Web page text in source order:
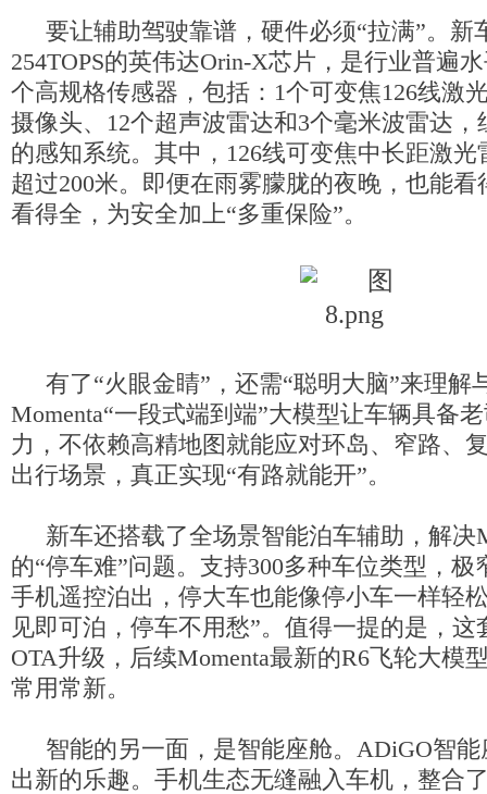
要让辅助驾驶靠谱，硬件必须“拉满”。新
254TOPS的英伟达Orin-X芯片，是行业普遍
个高规格传感器，包括：1个可变焦126线激
摄像头、12个超声波雷达和3个毫米波雷达，
的感知系统。其中，126线可变焦中长距激
超过200米。即便在雨雾朦胧的夜晚，也能
看得全，为安全加上“多重保险”。
有了“火眼金睛”，还需“聪明大脑”来理解
Momenta“一段式端到端”大模型让车辆具备
力，不依赖高精地图就能应对环岛、窄路、
出行场景，真正实现“有路就能开”。
新车还搭载了全场景智能泊车辅助，解决
的“停车难”问题。支持300多种车位类型，极
手机遥控泊出，停大车也能像停小车一样轻
见即可泊，停车不用愁”。值得一提的是，这
OTA升级，后续Momenta最新的R6飞轮大模
常用常新。
智能的另一面，是智能座舱。ADiGO智
出新的乐趣。手机生态无缝融入车机，整合